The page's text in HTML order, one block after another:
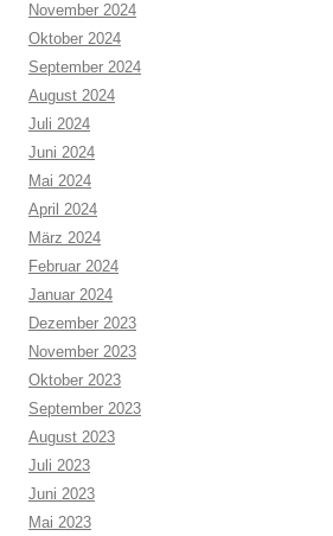
November 2024
Oktober 2024
September 2024
August 2024
Juli 2024
Juni 2024
Mai 2024
April 2024
März 2024
Februar 2024
Januar 2024
Dezember 2023
November 2023
Oktober 2023
September 2023
August 2023
Juli 2023
Juni 2023
Mai 2023